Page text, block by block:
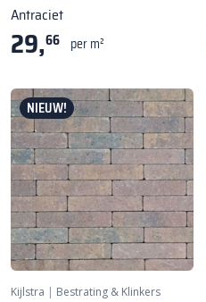
Antraciet
29,66 per m²
NIEUW!
Kijlstra Bestrating & Klinkers